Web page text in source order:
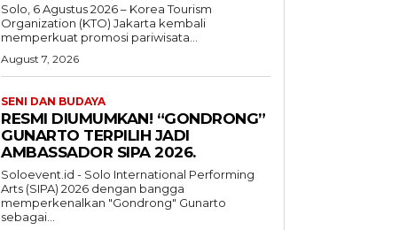
Solo, 6 Agustus 2026 – Korea Tourism
Organization (KTO) Jakarta kembali
memperkuat promosi pariwisata...
August 7, 2026
SENI DAN BUDAYA
RESMI DIUMUMKAN! “GONDRONG”
GUNARTO TERPILIH JADI
AMBASSADOR SIPA 2026.
Soloevent.id - Solo International Performing
Arts (SIPA) 2026 dengan bangga
memperkenalkan "Gondrong" Gunarto
sebagai...